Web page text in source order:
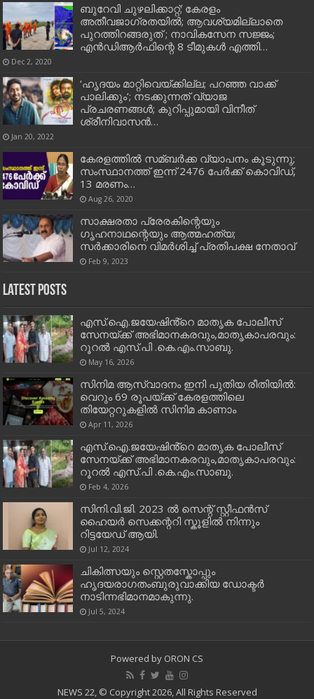
ബുറേവി ചുഴലിക്കാറ്റ്; കേരളം
അതീവജാഗ്രതയില്‍; ആവശ്യമില്ലാതെ
പുറത്തിറങ്ങരുത് ; നാവികസേന സജ്ജം;
എന്‍ഡിആര്‍ഫിന്റെ 8 ടീമുകള്‍ എത്തി…
Dec 2, 2020
‘ഹൃദയം മാറ്റിവെയ്ക്കില്ല; പറഞ്ഞ വാക്ക്
പാലിക്കും’; നടക്കുന്നത് വ്യാജ
പ്രചരണങ്ങള്‍; കുറിപ്പുമായി വിനീത്
ശ്രീനിവാസന്‍‍…
Jan 20, 2022
കേരളത്തിൽ സമ്ബർക്ക വ്യാപനം കൂടുന്നു;
സംസ്ഥാനത്ത് ഇന്ന് 2476 പേർക്ക് കൊവിഡ്,
13 മരണം…
Aug 26, 2020
സാക്ഷരതാ പ്രേരകിന്റെയും
ഗൃഹനാഥന്റെയും ആത്മഹത്യ;
സർക്കാരിനെ വിമർശിച്ച് പ്രതിപക്ഷ നേതാവ്
Feb 9, 2023
Latest Posts
എസ്.ഐ.ജയേഷിൻ്റെ മാതൃക പോലീസ്
സേനയ്ക്ക് അഭിമാനകരവും,മാതൃകാപരവും:
റൂറൽ എസ്.പി .കെ.എം.സാബു.
May 16, 2026
സിനിമ ആസ്വാദനം ഇനി പുതിയ രീതിയിൽ:
വെറും 69 രൂപയ്ക്ക് കേരളത്തിലെ
തിയേറ്ററുകളിൽ സിനിമ കാണാം
Apr 11, 2026
എസ്.ഐ.ജയേഷിൻ്റെ മാതൃക പോലീസ്
സേനയ്ക്ക് അഭിമാനകരവും,മാതൃകാപരവും:
റൂറൽ എസ്.പി .കെ.എം.സാബു.
Feb 4, 2026
സിനി.വി.ജി. 2023 ൽ സെന്റ് സ്റ്റീഫൻസ്
ഹൈയർ സെക്കന്ററി സ്കൂളിൽ നിന്നും
റിട്ടയേഡ് ആയി.
Jul 12, 2024
ചികിത്സയും സ്റ്റെതസ്കോപ്പും
ഹൃദയരാഗതംബുരുവാക്കിയ ഡോക്ടർ
നാടിന്നഭിമാനമാകുന്നു.
Jul 5, 2024
Powered by ORON CS
NEWS 22, © Copyright 2026, All Rights Reserved